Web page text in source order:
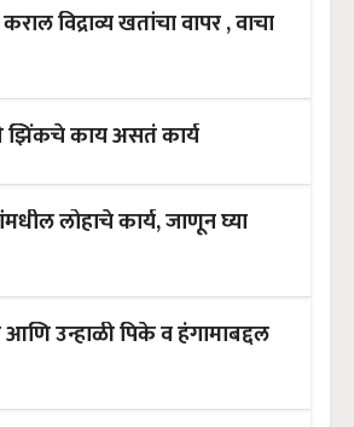
वापर , वाचा
वाचा ! पिकांमध्ये झिंकचे काय असतं कार्य
लोहाचे कार्य, जाणून घ्या
आणि उन्हाळी पिके व हंगामाबद्दल